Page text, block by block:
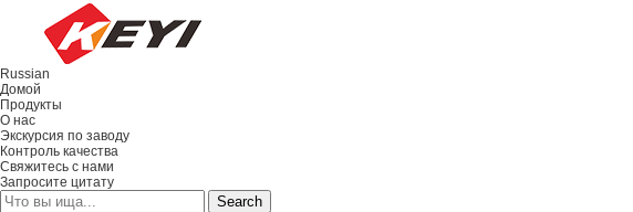
Russian
Домой
Продукты
О нас
Экскурсия по заводу
Контроль качества
Свяжитесь с нами
Запросите цитату